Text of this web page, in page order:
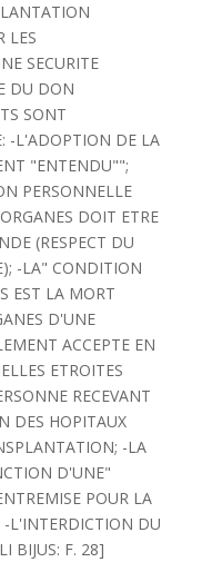
LES
SECURITE
DU DON
SONT
-L'ADOPTION DE LA
"ENTENDU"";
PERSONNELLE
DOIT ETRE
(RESPECT DU
-LA" CONDITION
EST LA MORT
D'UNE
ACCEPTE EN
ETROITES
RECEVANT
DES HOPITAUX
-LA
D'UNE"
POUR LA
-L'INTERDICTION DU
BIJUS: F. 28]